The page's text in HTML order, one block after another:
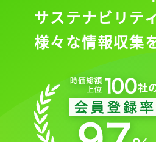
サステナビリテ
様々な情報収集